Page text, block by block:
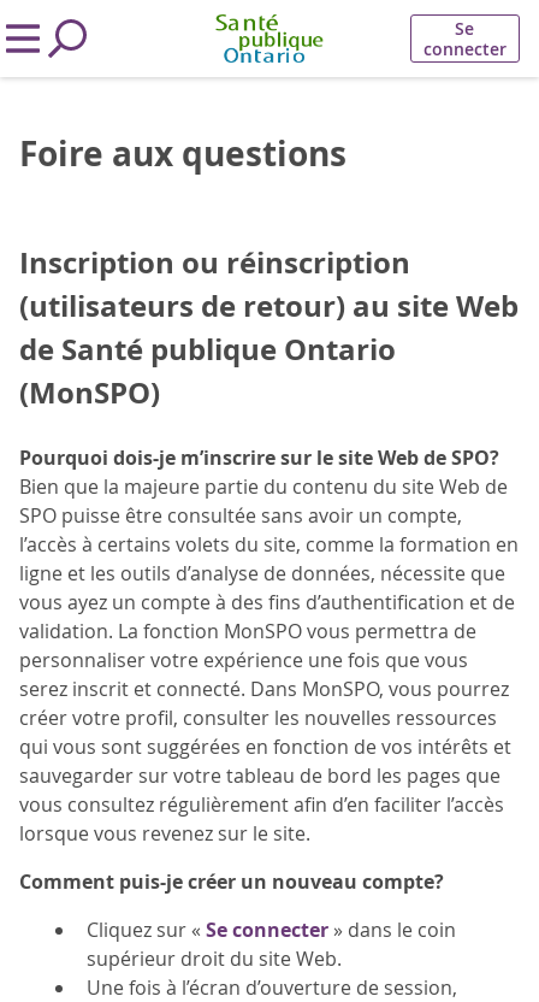
Se
connecter
Foire aux questions
Inscription ou réinscription
(utilisateurs de retour) au site Web
de Santé publique Ontario
(MonSPO)
Pourquoi dois-je m’inscrire sur le site Web de SPO?
Bien que la majeure partie du contenu du site Web de
SPO puisse être consultée sans avoir un compte,
l’accès à certains volets du site, comme la formation en
ligne et les outils d’analyse de données, nécessite que
vous ayez un compte à des fins d’authentification et de
validation. La fonction MonSPO vous permettra de
personnaliser votre expérience une fois que vous
serez inscrit et connecté. Dans MonSPO, vous pourrez
créer votre profil, consulter les nouvelles ressources
qui vous sont suggérées en fonction de vos intérêts et
sauvegarder sur votre tableau de bord les pages que
vous consultez régulièrement afin d’en faciliter l’accès
lorsque vous revenez sur le site.
Comment puis-je créer un nouveau compte?
Cliquez sur « Se connecter » dans le coin
supérieur droit du site Web.
Une fois à l’écran d’ouverture de session,